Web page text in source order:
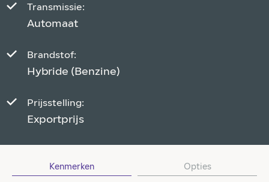
Transmissie:
Automaat
Brandstof:
Hybride (Benzine)
Prijsstelling:
Exportprijs
Kenmerken Opties